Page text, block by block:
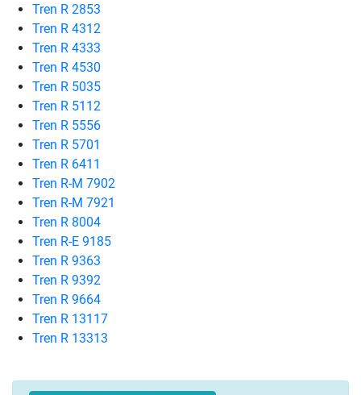
Tren R 2853
Tren R 4312
Tren R 4333
Tren R 4530
Tren R 5035
Tren R 5112
Tren R 5556
Tren R 5701
Tren R 6411
Tren R-M 7902
Tren R-M 7921
Tren R 8004
Tren R-E 9185
Tren R 9363
Tren R 9392
Tren R 9664
Tren R 13117
Tren R 13313